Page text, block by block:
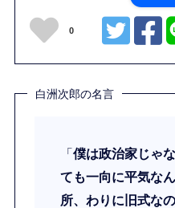
0
白洲次郎の名言
「僕は政治家じゃ
ても一向に平気な
所、わりに旧式な